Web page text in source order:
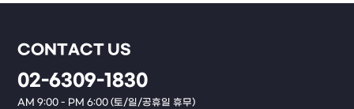
CONTACT US
02-6309-1830
AM 9:00 - PM 6:00 (토/일/공휴일 휴무)